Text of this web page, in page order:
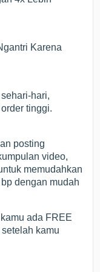
Karena
hari,
tinggi.
posting
video,
memudahkan
dengan mudah
ada FREE
kamu